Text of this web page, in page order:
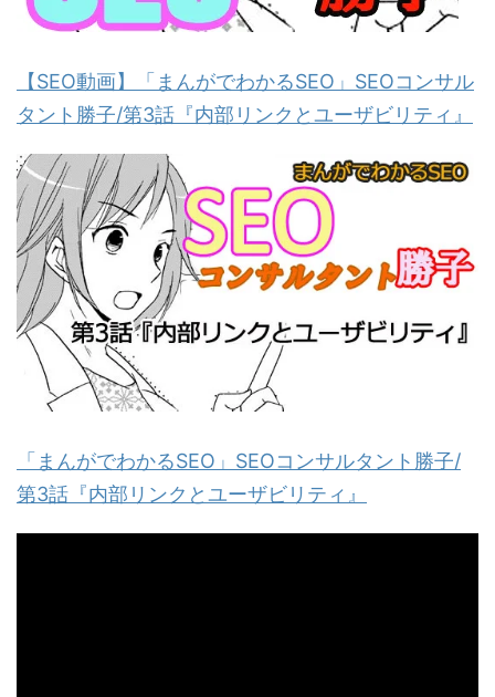
【SEO動画】「まんがでわかるSEO」SEOコンサル
タント勝子/第3話『内部リンクとユーザビリティ』
「まんがでわかるSEO」SEOコンサルタント勝子/
第3話『内部リンクとユーザビリティ』